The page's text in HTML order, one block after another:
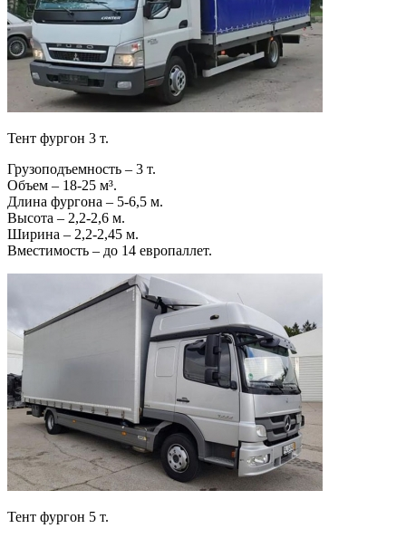
Тент фургон 3 т.
Грузоподъемность – 3 т.
Объем – 18-25 м³.
Длина фургона – 5-6,5 м.
Высота – 2,2-2,6 м.
Ширина – 2,2-2,45 м.
Вместимость – до 14 европаллет.
Тент фургон 5 т.